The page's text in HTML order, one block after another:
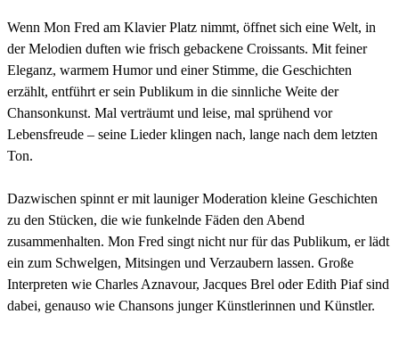
Wenn Mon Fred am Klavier Platz nimmt, öffnet sich eine Welt, in
der Melodien duften wie frisch gebackene Croissants. Mit feiner
Eleganz, warmem Humor und einer Stimme, die Geschichten
erzählt, entführt er sein Publikum in die sinnliche Weite der
Chansonkunst. Mal verträumt und leise, mal sprühend vor
Lebensfreude – seine Lieder klingen nach, lange nach dem letzten
Ton.
Dazwischen spinnt er mit launiger Moderation kleine Geschichten
zu den Stücken, die wie funkelnde Fäden den Abend
zusammenhalten. Mon Fred singt nicht nur für das Publikum, er lädt
ein zum Schwelgen, Mitsingen und Verzaubern lassen. Große
Interpreten wie Charles Aznavour, Jacques Brel oder Edith Piaf sind
dabei, genauso wie Chansons junger Künstlerinnen und Künstler.